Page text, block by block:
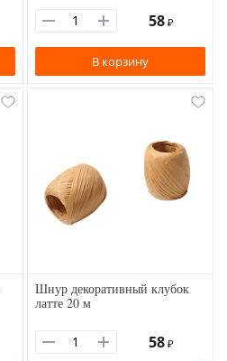
58 ₽
В корзину
Шнур декоративный клубок
латте 20 м
58 ₽